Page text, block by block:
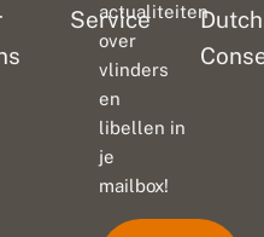
Service
actualiteiten
over
vlinders
en
libellen in
je
mailbox!